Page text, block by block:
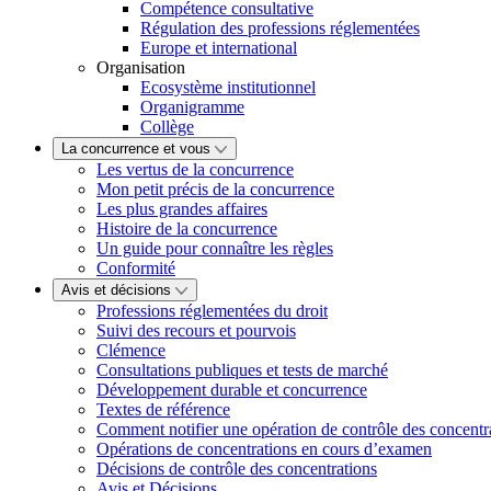
Compétence consultative
Régulation des professions réglementées
Europe et international
Organisation
Ecosystème institutionnel
Organigramme
Collège
La concurrence et vous
Les vertus de la concurrence
Mon petit précis de la concurrence
Les plus grandes affaires
Histoire de la concurrence
Un guide pour connaître les règles
Conformité
Avis et décisions
Professions réglementées du droit
Suivi des recours et pourvois
Clémence
Consultations publiques et tests de marché
Développement durable et concurrence
Textes de référence
Comment notifier une opération de contrôle des
Opérations de concentrations en cours d’examen
Décisions de contrôle des concentrations